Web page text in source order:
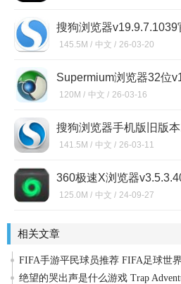
搜狗浏览器v19.9.7.1039
145.5M / 中文 / 26-03-20
Supermium浏览器32位
120M / 中文 / 26-03-16
搜狗浏览器手机版旧版
141.5M / 中文 / 26-03-11
360极速X浏览器
125.0M / 中文 / 24-09-27
相关文章
FIFA手游平民球员推荐 FIFA足球世
绝望的哭出声是什么游戏 Trap